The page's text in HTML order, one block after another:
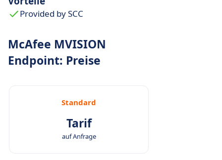
Provided by SCC
McAfee MVISION
Endpoint: Preise
Standard
Tarif
auf Anfrage